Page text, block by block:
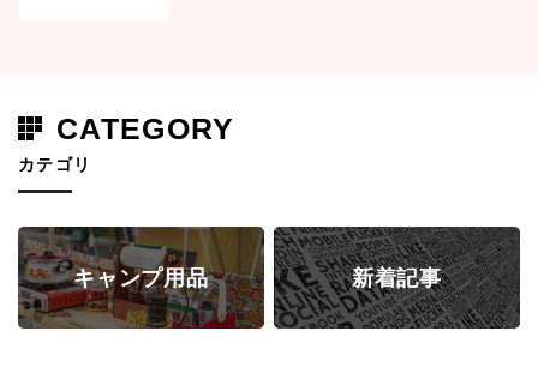
CATEGORY
カテゴリ
キャンプ用品 新着記事